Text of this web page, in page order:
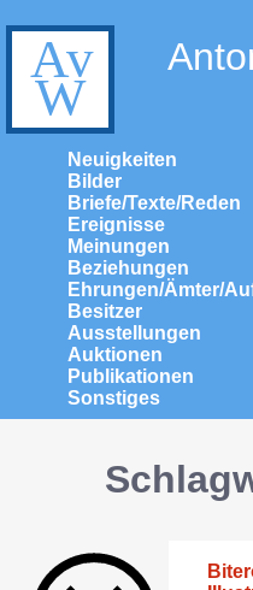
Neuigkeiten
Bilder
Briefe/Texte/Reden
Ereignisse
Meinungen
Beziehungen
Ehrungen/Ämter/
Besitzer
Ausstellungen
Auktionen
Publikationen
Sonstiges